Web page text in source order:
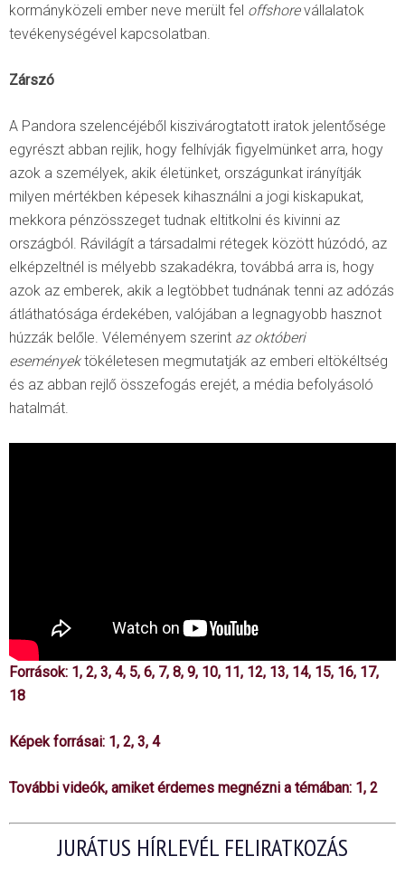
kormányközeli ember neve merült fel offshorevállalatok
tevékenységével kapcsolatban.
Zárszó
A Pandora szelencéjéből kiszivárogtatott iratok jelentősége
egyrészt abban rejlik, hogy felhívják figyelmünket arra, hogy
azok a személyek, akik életünket, országunkat irányítják
milyen mértékben képesek kihasználni a jogi kiskapukat,
mekkora pénzösszeget tudnak eltitkolni és kivinni az
országból. Rávilágít a társadalmi rétegek között húzódó, az
elképzeltnél is mélyebb szakadékra, továbbá arra is, hogy
azok az emberek, akik a legtöbbet tudnának tenni az adózás
átláthatósága érdekében, valójában a legnagyobb hasznot
húzzák belőle. Véleményem szerint az októberi
eseményektökéletesen megmutatják az emberi eltökéltség
és az abban rejlő összefogás erejét, a média befolyásoló
hatalmát.
Források: 1, 2, 3, 4, 5, 6, 7, 8, 9, 10, 11, 12, 13, 14, 15, 16, 17,
18
Képek forrásai: 1, 2, 3, 4
További videók, amiket érdemes megnézni a témában: 1, 2
JURÁTUS HÍRLEVÉL FELIRATKOZÁS